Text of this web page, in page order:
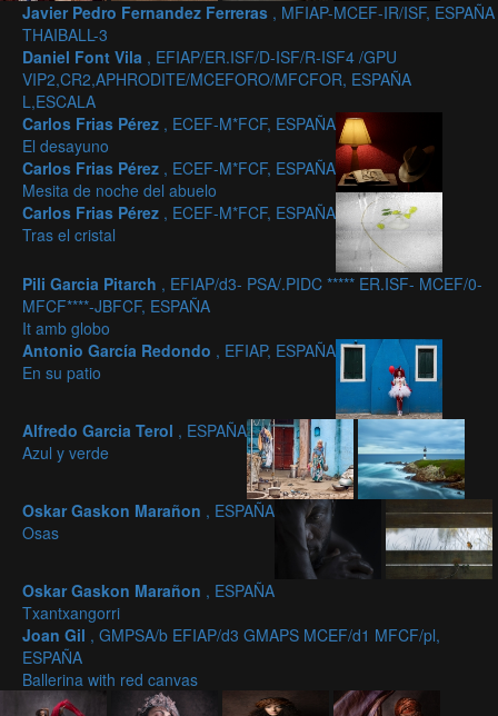
Javier Pedro Fernandez Ferreras , MFIAP-MCEF-IR/ISF, ESPAÑA
THAIBALL-3
Daniel Font Vila , EFIAP/ER.ISF/D-ISF/R-ISF4 /GPU
VIP2,CR2,APHRODITE/MCEFORO/MFCFOR, ESPAÑA
L,ESCALA
Carlos Frias Pérez , ECEF-M*FCF, ESPAÑA
El desayuno
Carlos Frias Pérez , ECEF-M*FCF, ESPAÑA
Mesita de noche del abuelo
Carlos Frias Pérez , ECEF-M*FCF, ESPAÑA
Tras el cristal
Pili Garcia Pitarch , EFIAP/d3- PSA/.PIDC ***** ER.ISF- MCEF/0-
MFCF****-JBFCF, ESPAÑA
It amb globo
Antonio García Redondo , EFIAP, ESPAÑA
En su patio
Alfredo Garcia Terol , ESPAÑA
Azul y verde
Oskar Gaskon Marañon , ESPAÑA
Osas
Oskar Gaskon Marañon , ESPAÑA
Txantxangorri
Joan Gil , GMPSA/b EFIAP/d3 GMAPS MCEF/d1 MFCF/pl,
ESPAÑA
Ballerina with red canvas